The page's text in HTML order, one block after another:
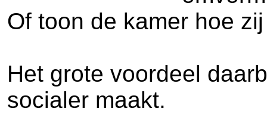
Of toon de kamer hoe
Het grote voordeel
socialer maakt.